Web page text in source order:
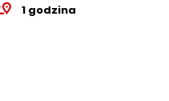
1 godzina